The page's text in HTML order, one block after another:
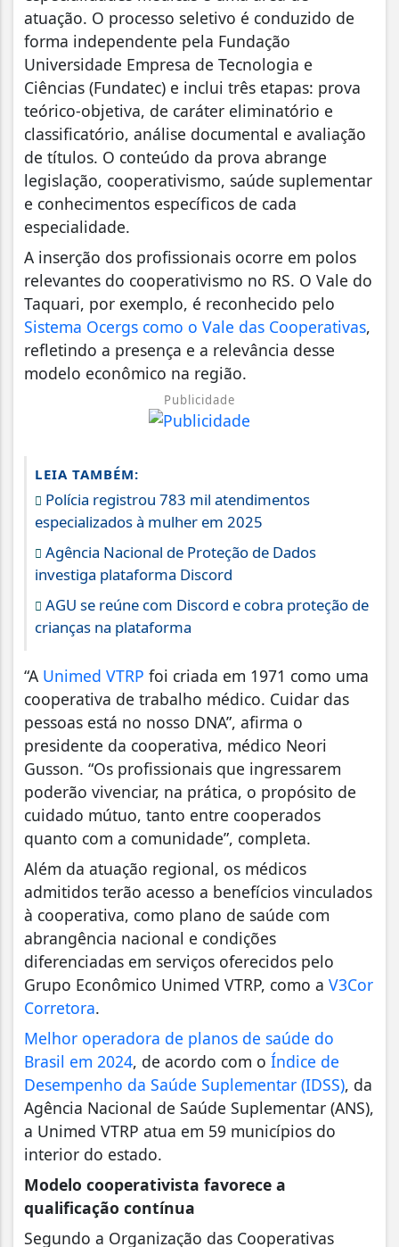
atuação. O processo seletivo é conduzido de
forma independente pela Fundação
Universidade Empresa de Tecnologia e
Ciências (Fundatec) e inclui três etapas: prova
teórico-objetiva, de caráter eliminatório e
classificatório, análise documental e avaliação
de títulos. O conteúdo da prova abrange
legislação, cooperativismo, saúde suplementar
e conhecimentos específicos de cada
especialidade.
A inserção dos profissionais ocorre em polos
relevantes do cooperativismo no RS. O Vale do
Taquari, por exemplo, é reconhecido pelo
Sistema Ocergs como o Vale das Cooperativas,
refletindo a presença e a relevância desse
modelo econômico na região.
Publicidade
LEIA TAMBÉM:
Polícia registrou 783 mil atendimentos
especializados à mulher em 2025
Agência Nacional de Proteção de Dados
investiga plataforma Discord
AGU se reúne com Discord e cobra proteção de
crianças na plataforma
“A Unimed VTRP foi criada em 1971 como uma
cooperativa de trabalho médico. Cuidar das
pessoas está no nosso DNA”, afirma o
presidente da cooperativa, médico Neori
Gusson. “Os profissionais que ingressarem
poderão vivenciar, na prática, o propósito de
cuidado mútuo, tanto entre cooperados
quanto com a comunidade”, completa.
Além da atuação regional, os médicos
admitidos terão acesso a benefícios vinculados
à cooperativa, como plano de saúde com
abrangência nacional e condições
diferenciadas em serviços oferecidos pelo
Grupo Econômico Unimed VTRP, como a V3Cor
Corretora.
Melhor operadora de planos de saúde do
Brasil em 2024, de acordo com o Índice de
Desempenho da Saúde Suplementar (IDSS), da
Agência Nacional de Saúde Suplementar (ANS),
a Unimed VTRP atua em 59 municípios do
interior do estado.
Modelo cooperativista favorece a
qualificação contínua
Segundo a Organização das Cooperativas